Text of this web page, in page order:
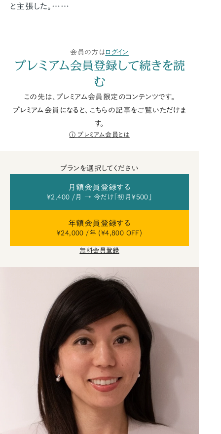
と主張した。……
会員の方はログイン
プレミアム会員登録して続きを読
む
この先は、プレミアム会員限定のコンテンツです。
プレミアム会員になると、こちらの記事をご覧いただけま
す。
プレミアム会員とは
プランを選択してください
月額会員登録する
¥2,400 /月 → 今だけ「初月¥500」
年額会員登録する
¥24,000 /年 (¥4,800 OFF)
無料会員登録